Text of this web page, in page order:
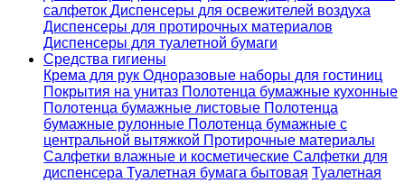
салфеток Диспенсеры для освежителей воздуха
Диспенсеры для протирочных материалов
Диспенсеры для туалетной бумаги
Средства гигиены
Крема для рук Одноразовые наборы для гостиниц
Покрытия на унитаз Полотенца бумажные кухонные
Полотенца бумажные листовые Полотенца
бумажные рулонные Полотенца бумажные с
центральной вытяжкой Протирочные материалы
Салфетки влажные и косметические Салфетки для
диспенсера Туалетная бумага бытовая Туалетная